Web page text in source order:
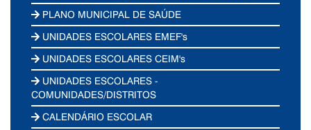
PLANO MUNICIPAL DE SAÚDE
UNIDADES ESCOLARES EMEF's
UNIDADES ESCOLARES CEIM's
UNIDADES ESCOLARES -
COMUNIDADES/DISTRITOS
CALENDÁRIO ESCOLAR